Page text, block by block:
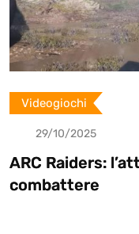
Videogiochi
29/10/2025
ARC Raiders:
combattere